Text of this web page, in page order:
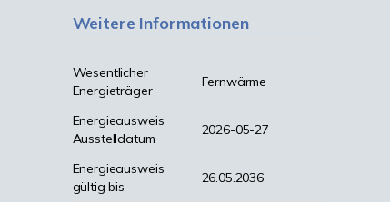
Weitere Informationen
Wesentlicher
Energieträger
Fernwärme
Energieausweis
Ausstelldatum
2026-05-27
Energieausweis
gültig bis
26.05.2036